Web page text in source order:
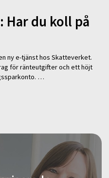
Har du koll på
ny e-tjänst hos Skatteverket.
för ränteutgifter och ett höjt
…